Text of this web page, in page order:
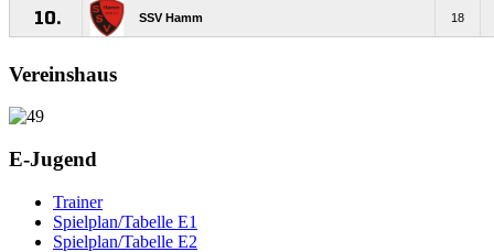
Vereinshaus
E-Jugend
Trainer
Spielplan/Tabelle E1
Spielplan/Tabelle E2